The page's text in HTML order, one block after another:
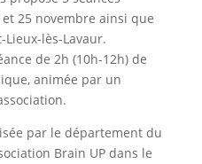
25 novembre ainsi que
Lieux-lès-Lavaur.
de 2h (10h-12h) de
animée par un
par le département du
Brain UP dans le